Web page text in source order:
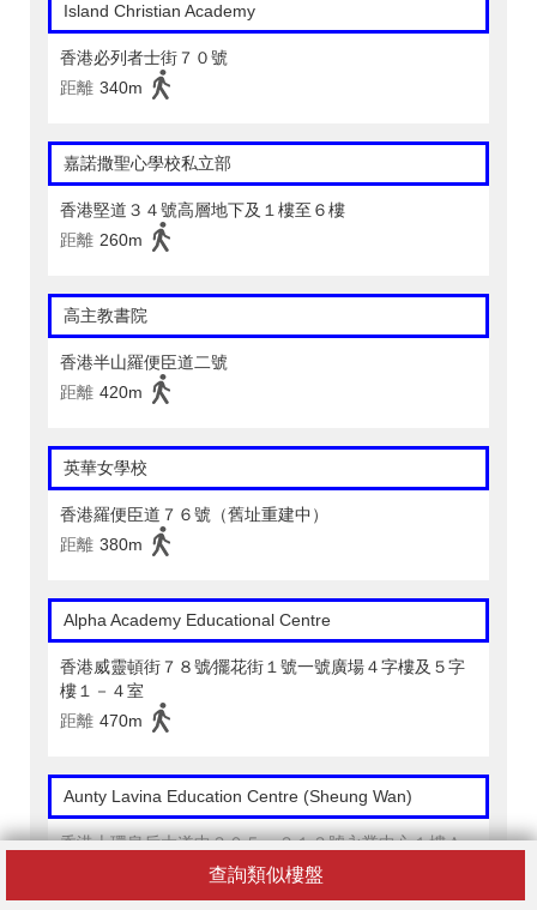
查詢類似樓盤
Island Christian Academy
香港必列者士街７０號
距離 340m
嘉諾撒聖心學校私立部
香港堅道３４號高層地下及１樓至６樓
距離 260m
高主教書院
香港半山羅便臣道二號
距離 420m
英華女學校
香港羅便臣道７６號（舊址重建中）
距離 380m
Alpha Academy Educational Centre
香港威靈頓街７８號∕擺花街１號一號廣場４字樓及５字
樓１－４室
距離 470m
Aunty Lavina Education Centre (Sheung Wan)
香港上環皇后大道中３０５－３１３號永業中心１樓Ａ
距離 490m